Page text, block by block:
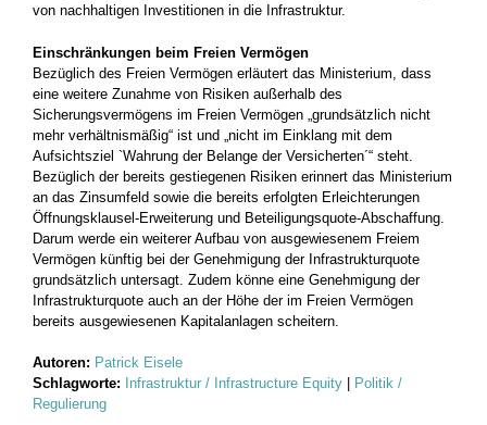
von nachhaltigen Investitionen in die Infrastruktur.
Einschränkungen beim Freien Vermögen
Bezüglich des Freien Vermögen erläutert das Ministerium, dass
eine weitere Zunahme von Risiken außerhalb des
Sicherungsvermögens im Freien Vermögen „grundsätzlich nicht
mehr verhältnismäßig“ ist und „nicht im Einklang mit dem
Aufsichtsziel `Wahrung der Belange der Versicherten´“ steht.
Bezüglich der bereits gestiegenen Risiken erinnert das Ministerium
an das Zinsumfeld sowie die bereits erfolgten Erleichterungen
Öffnungsklausel-Erweiterung und Beteiligungsquote-Abschaffung.
Darum werde ein weiterer Aufbau von ausgewiesenem Freiem
Vermögen künftig bei der Genehmigung der Infrastrukturquote
grundsätzlich untersagt. Zudem könne eine Genehmigung der
Infrastrukturquote auch an der Höhe der im Freien Vermögen
bereits ausgewiesenen Kapitalanlagen scheitern.
Autoren: Patrick Eisele
Schlagworte:
Infrastruktur / Infrastructure Equity
Politik /
Regulierung